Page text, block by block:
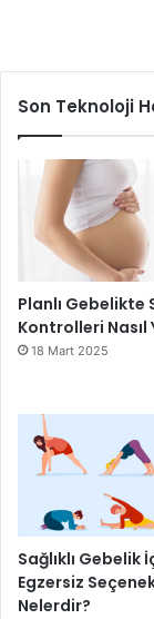
Son Teknoloji
Planlı Gebelikte
Kontrolleri Nasıl
18 Mart 2025
Sağlıklı Gebelik
Egzersiz
Nelerdir?